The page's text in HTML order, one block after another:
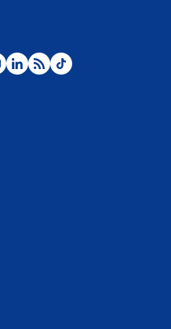
de Abelardo De La Espriella